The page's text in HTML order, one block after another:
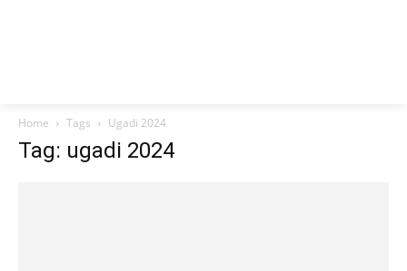
Home Tags Ugadi 2024
Tag: ugadi 2024